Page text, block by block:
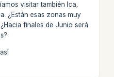
visitar también Ica,
¿Están esas zonas muy
finales de Junio será